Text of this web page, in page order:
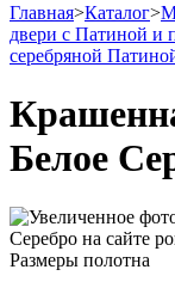
Главная>Каталог>
двери с Патиной и
серебряной
Белое
Размеры полотна